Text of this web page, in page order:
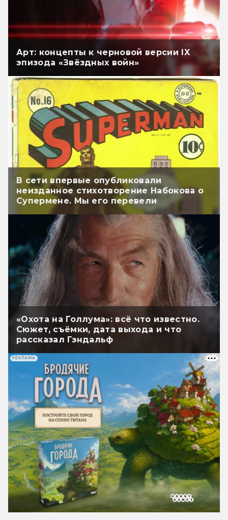
Арт: концепты к черновой версии IX
эпизода «Звёздных войн»
В сети впервые опубликовали
неизданное стихотворение Набокова о
Супермене. Мы его перевели
«Охота на Голлума»: всё что известно.
Сюжет, съёмки, дата выхода и что
рассказал Гэндальф
РЕКЛАМА